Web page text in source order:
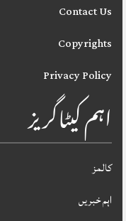
Contact Us
Copyrights
Privacy Policy
اہم کیٹاگریز
کالمز
اہم خبریں